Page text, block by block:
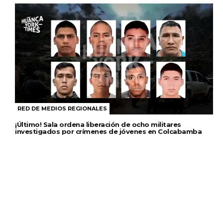
RED DE MEDIOS REGIONALES
¡Último! Sala ordena liberación de ocho militares
investigados por crímenes de jóvenes en Colcabamba